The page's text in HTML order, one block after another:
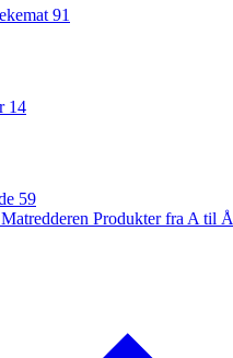
91
14
59
Matredderen Produkter fra A til Å